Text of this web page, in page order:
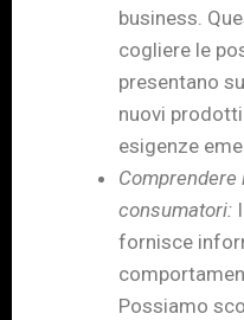
business.
cogliere le
presentano
nuovi
esigenze
consumatori:
fornisce
Possiamo